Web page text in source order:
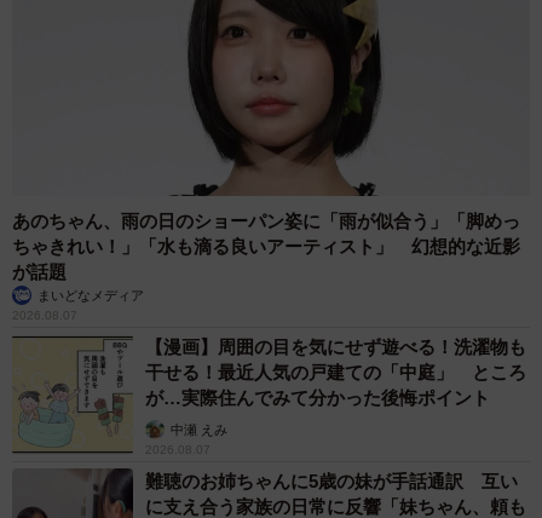
あのちゃん、雨の日のショーパン姿に「雨が似合う」「脚めっ
ちゃきれい！」「水も滴る良いアーティスト」 幻想的な近影
が話題
まいどなメディア
2026.08.07
【漫画】周囲の目を気にせず遊べる！洗濯物も
干せる！最近人気の戸建ての「中庭」 ところ
が…実際住んでみて分かった後悔ポイント
中瀬 えみ
2026.08.07
難聴のお姉ちゃんに5歳の妹が手話通訳 互い
に支え合う家族の日常に反響「妹ちゃん、頼も